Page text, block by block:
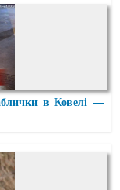
в Ковелі —